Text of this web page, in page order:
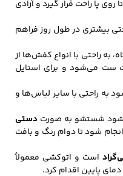
پا راحت قرار گیرد و آزادی
بیشتری در طول روز فراهم
به راحتی با انواع کفش‌ها از
ست می‌شود و برای استایل
به راحتی با سایر لباس‌ها و
شستشو به صورت دستی
شود تا دوام رنگ و بافت
است و اتوکشی معمولاً
پایین اقدام کرد.